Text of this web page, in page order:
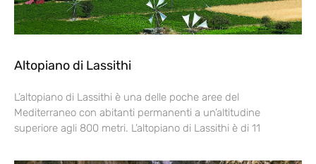
Altopiano di Lassithi
L’altopiano di Lassithi è una delle poche aree del
Mediterraneo con abitanti permanenti a un’altitudine
superiore agli 800 metri. L’altopiano di Lassithi è di 11